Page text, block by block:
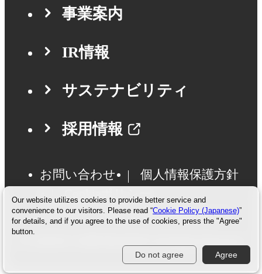
事業案内
IR情報
サステナビリティ
採用情報
お問い合わせ
個人情報保護方針
Cookieポリシー
ソーシャルメディアポリシー
Our website utilizes cookies to provide better service and
convenience to our visitors. Please read “Cookie Policy (Japanese)”
for details, and if you agree to the use of cookies, press the "Agree"
button.
Do not agree Agree